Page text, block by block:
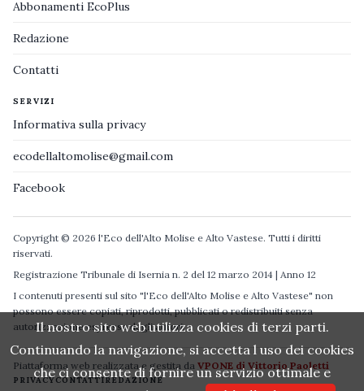
Abbonamenti EcoPlus
Redazione
Contatti
SERVIZI
Informativa sulla privacy
ecodellaltomolise@gmail.com
Facebook
Copyright © 2026 l'Eco dell'Alto Molise e Alto Vastese. Tutti i diritti
riservati.
Registrazione Tribunale di Isernia n. 2 del 12 marzo 2014 | Anno 12
I contenuti presenti sul sito "l'Eco dell'Alto Molise e Alto Vastese" non
possono essere copiati, riprodotti, pubblicati o redistribuiti senza
autorizzazione espressa degli autori.
Piattaforma web realizzata e gestita da VPONE di Vittorio Paoletti
PRIVACYCONTATTIREDAZIONE
Il nostro sito web utilizza cookies di terzi parti.
Continuando la navigazione, si accetta l uso dei cookies
che ci consente di fornire un servizio ottimale e